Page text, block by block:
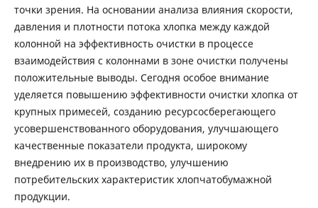
точки зрения. На основании анализа влияния скорости,
давления и плотности потока хлопка между каждой
колонной на эффективность очистки в процессе
взаимодействия с колоннами в зоне очистки получены
положительные выводы. Сегодня особое внимание
уделяется повышению эффективности очистки хлопка от
крупных примесей, созданию ресурсосберегающего
усовершенствованного оборудования, улучшающего
качественные показатели продукта, широкому
внедрению их в производство, улучшению
потребительских характеристик хлопчатобумажной
продукции.